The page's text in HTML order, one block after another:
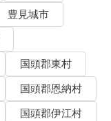
豊見城市
国頭郡東村
国頭郡恩納村
国頭郡伊江村